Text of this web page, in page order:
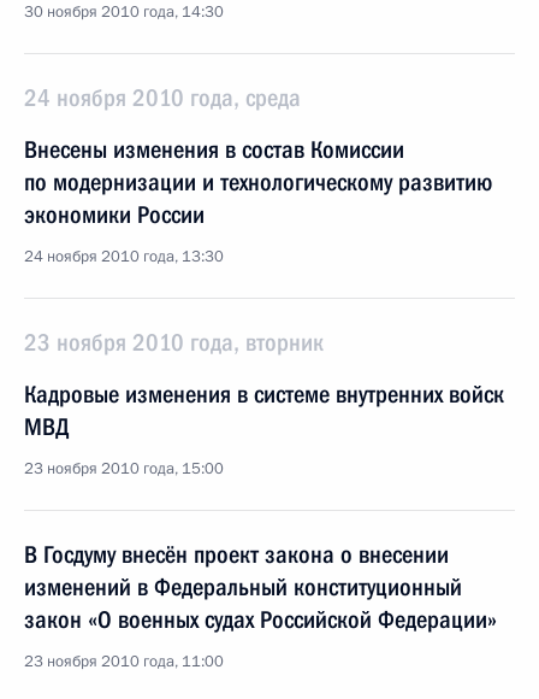
30 ноября 2010 года, 14:30
24 ноября 2010 года, среда
Внесены изменения в состав Комиссии
по модернизации и технологическому развитию
экономики России
24 ноября 2010 года, 13:30
23 ноября 2010 года, вторник
Кадровые изменения в системе внутренних войск
МВД
23 ноября 2010 года, 15:00
В Госдуму внесён проект закона о внесении
изменений в Федеральный конституционный
закон «О военных судах Российской Федерации»
23 ноября 2010 года, 11:00